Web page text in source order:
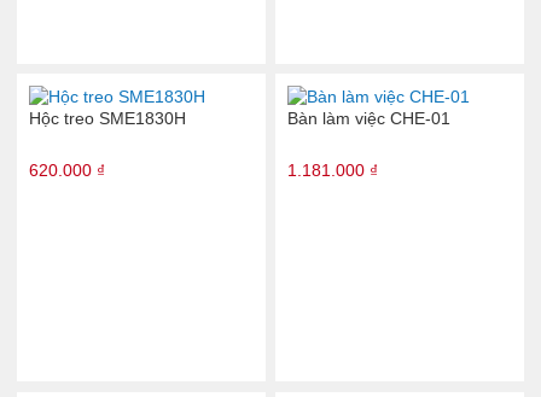
Hộc treo SME1830H
620.000 ₫
Bàn làm việc CHE-01
1.181.000 ₫